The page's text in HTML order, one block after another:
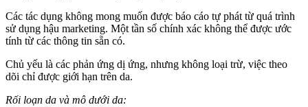
Các tác dụng không mong muốn được báo cáo tự phát từ quá trình
sử dụng hậu marketing. Một tần số chính xác không thể được ước
tính từ các thông tin sẵn có.
Chủ yếu là các phản ứng dị ứng, nhưng không loại trừ, việc theo
dõi chỉ được giới hạn trên da.
Rối loạn da và mô dưới da: